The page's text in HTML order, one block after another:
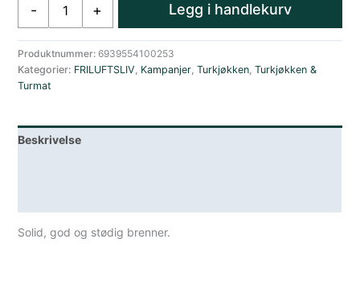
-
220
g
m/slange
piezo
antall
+ Legg i handlekurv
Produktnummer: 6939554100253
Kategorier: FRILUFTSLIV, Kampanjer,Turkjøkken,Turkjøkken &
Turmat
Beskrivelse
Solid, god og stødig brenner.